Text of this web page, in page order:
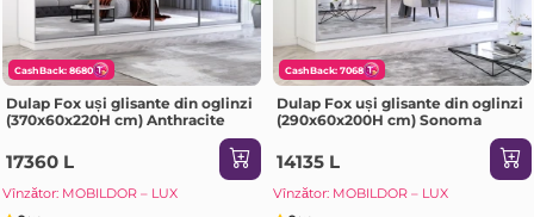
CashBack: 8680
Dulap Fox uși glisante din oglinzi
(370x60x220H cm) Anthracite
17360 L
Vînzător: MOBILDOR – LUX
CashBack: 7068
Dulap Fox uși glisante din oglinzi
(290x60x200H cm) Sonoma
14135 L
Vînzător: MOBILDOR – LUX